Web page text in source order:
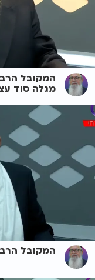
המקובל הרב
מגלה סוד
המקובל הרב